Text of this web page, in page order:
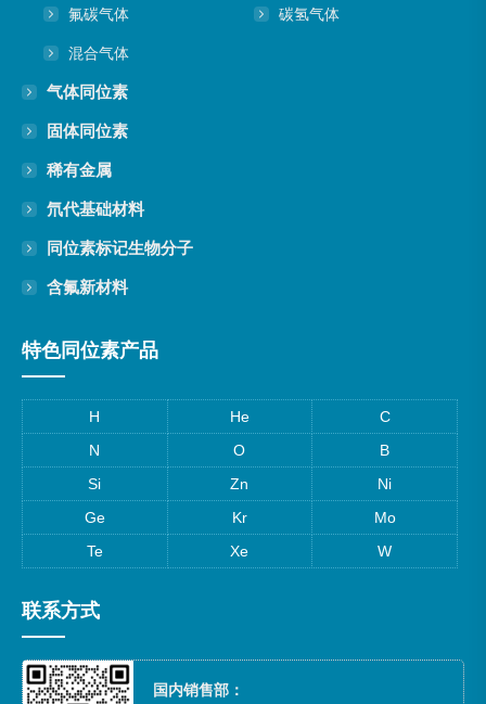
氟碳气体 碳氢气体
混合气体
气体同位素
固体同位素
稀有金属
氘代基础材料
同位素标记生物分子
含氟新材料
特色同位素产品
H He
C
N
O
B
Si
Zn
Ni
Ge
Kr
Mo
Te
Xe W
联系方式
国内销售部：